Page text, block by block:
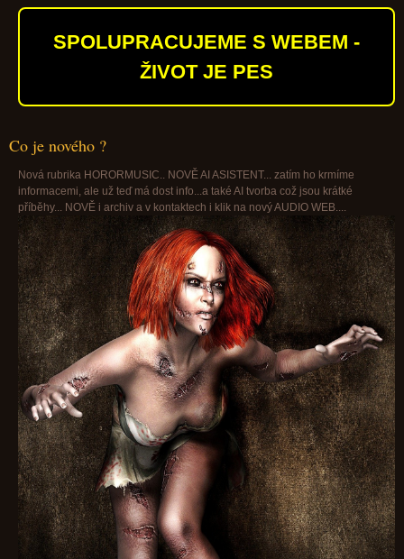
SPOLUPRACUJEME S WEBEM -
ŽIVOT JE PES
Co je nového ?
Nová rubrika HORORMUSIC.. NOVĚ AI ASISTENT... zatím ho krmíme
informacemi, ale už teď má dost info...a také AI tvorba což jsou krátké
příběhy... NOVĚ i archiv a v kontaktech i klik na nový AUDIO WEB....